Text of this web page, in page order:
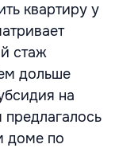
квартиру у
стаж
дольше
на
доме по